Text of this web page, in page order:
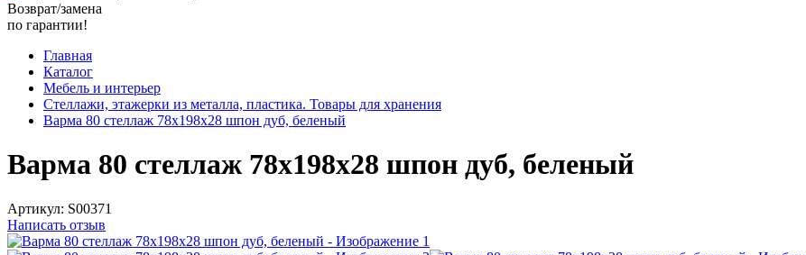
Возврат/замена
по гарантии!
Главная
Каталог
Мебель и интерьер
Стеллажи, этажерки из металла, пластика. Товары для хранения
Варма 80 стеллаж 78х198х28 шпон дуб, беленый
Варма 80 стеллаж 78х198х28 шпон дуб, беленый
Артикул: S00371
Написать отзыв